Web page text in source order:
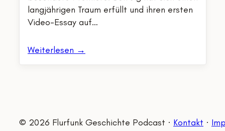
langjährigen Traum erfüllt und ihren ersten
Video-Essay auf…
Weiterlesen →
© 2026 Flurfunk Geschichte Podcast · Kontakt ·